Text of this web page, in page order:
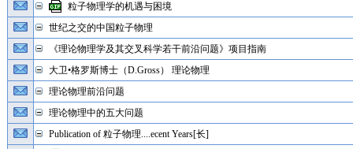
粒子物理学的机遇与困境
世纪之交的中国粒子物理
《理论物理学及其交叉科学若干前沿问题》项目指南
大卫•格罗斯博士（D.Gross） 理论物理
理论物理前沿问题
理论物理中的五大问题
Publication of 粒子物理....ecent Years[长]